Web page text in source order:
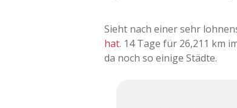
Sieht nach einer sehr
hat. 14 Tage für 26,211 km
da noch so einige Städte.